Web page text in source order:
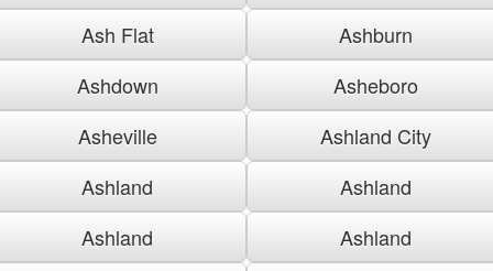
Ash Flat
Ashburn
Ashdown
Asheboro
Asheville
Ashland City
Ashland
Ashland
Ashland
Ashland